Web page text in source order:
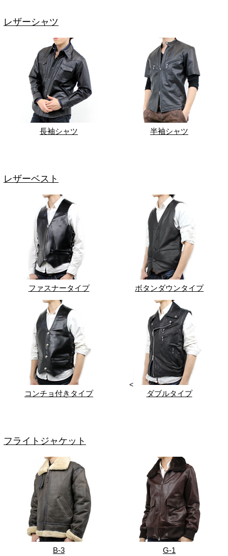
レザーシャツ
長袖シャツ 半袖シャツ
レザーベスト
ファスナータイプ ボタンダウンタイプ
コンチョ付きタイプ
<
ダブルタイプ
フライトジャケット
B-3 G-1